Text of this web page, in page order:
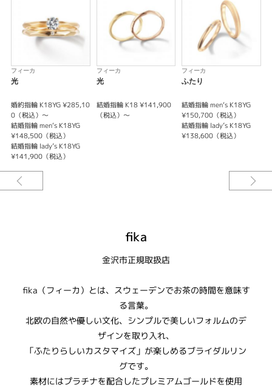
北欧の夏は、家族でベリー摘みを楽しみます。バスケットにいっぱいのベリ
ーを乗せて笑って楽しい時間。
男性用マリッジはバスケットを表し、女性用マリッジはベリーの実を表して
います。２本重ねるとバスケットにいっぱいのベリーが。
※センターダイヤモンドの価格は含まれます。
※ダイヤモンドのグレードによって料金が異なります。
フィーカ
光
婚約指輪 K18YG ¥285,10
0（税込）～
結婚指輪 men‘s K18YG
¥148,500（税込）
結婚指輪 lady’s K18YG
¥141,900（税込）
フィーカ
光
結婚指輪 K18 ¥141,900
（税込）～
フィーカ
ふたり
結婚指輪 men‘s K18YG
¥150,700（税込）
結婚指輪 lady’s K18YG
¥138,600（税込）
fika
金沢市正規取扱店
fika（フィーカ）とは、スウェーデンでお茶の時間を意味す
る言葉。
北欧の自然や優しい文化、シンプルで美しいフォルムのデ
ザインを取り入れ、
「ふたりらしいカスタマイズ」が楽しめるブライダルリン
グです。
素材にはプラチナを配合したプレミアムゴールドを使用